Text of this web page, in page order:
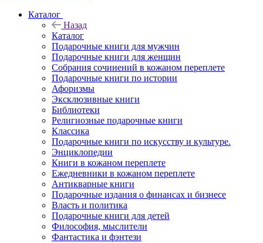
Каталог
Назад
Каталог
Подарочные книги для мужчин
Подарочные книги для женщин
Собрания сочинений в кожаном переплете
Подарочные книги по истории
Афоризмы
Эксклюзивные книги
Библиотеки
Религиозные подарочные книги
Классика
Подарочные книги по искусству и культуре.
Энциклопедии
Книги в кожаном переплете
Ежедневники в кожаном переплете
Антикварные книги
Подарочные издания о финансах и бизнесе
Власть и политика
Подарочные книги для детей
Философия, мыслители
Фантастика и фэнтези